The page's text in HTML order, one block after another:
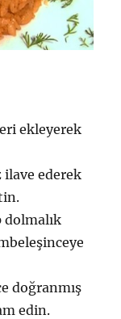
ekleyerek
ederek
dolmalık
doğranmış
edin.